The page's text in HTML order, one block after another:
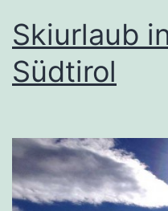
Skiurlaub
Südtirol